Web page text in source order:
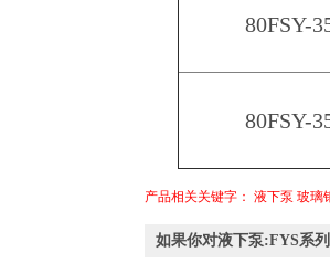
80FSY-
80FSY-
产品相关关键字： 液下泵 玻璃
如果你对液下泵:FYS系